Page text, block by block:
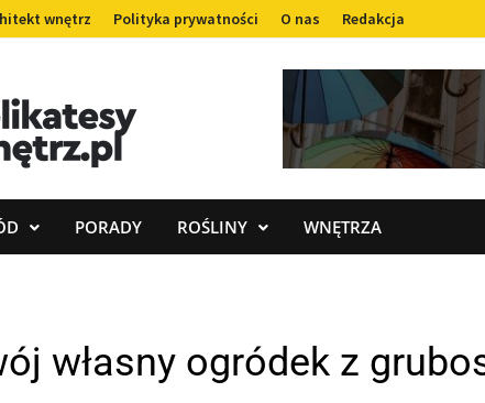
wnętrz Polityka prywatności O nas Redakcja
PORADY ROŚLINY WNĘTRZA
własny ogródek z